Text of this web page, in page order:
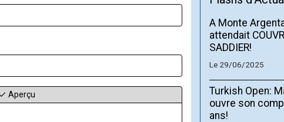
Aperçu
A Monte
attendait
SADDIER!
Le 29/06/2025
Turkish Open:
ouvre son
ans!